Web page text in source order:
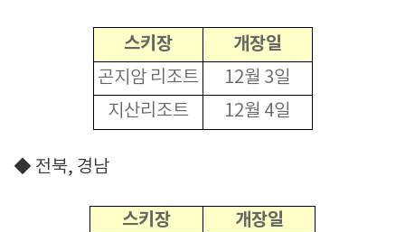
스키장 개장일
곤지암 리조트
12월 3일
지산리조트
12월 4일
◆ 전북, 경남
스키장 개장일